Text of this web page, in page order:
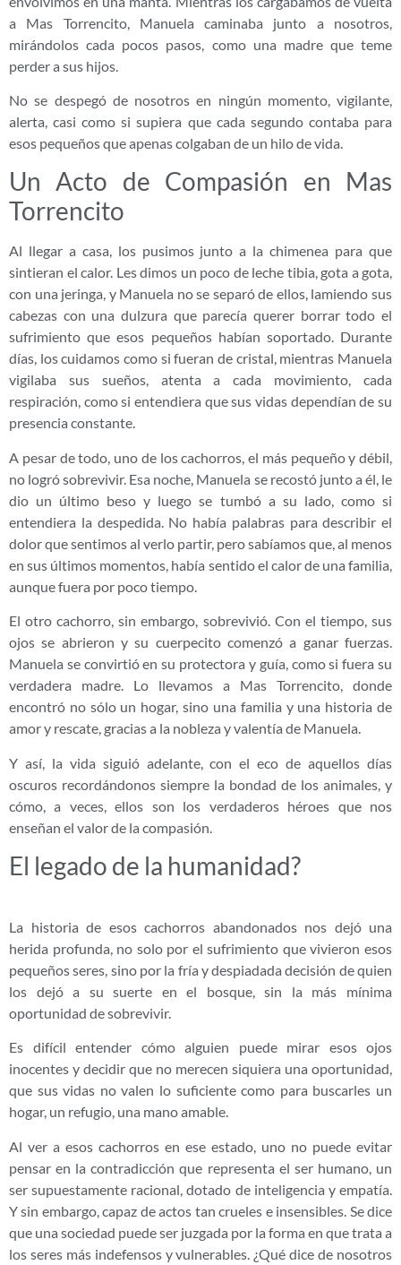
a Mas Torrencito, Manuela caminaba junto a nosotros,
mirándolos cada pocos pasos, como una madre que teme
perder a sus hijos.
No se despegó de nosotros en ningún momento, vigilante,
alerta, casi como si supiera que cada segundo contaba para
esos pequeños que apenas colgaban de un hilo de vida.
Un Acto de Compasión en Mas
Torrencito
Al llegar a casa, los pusimos junto a la chimenea para que
sintieran el calor. Les dimos un poco de leche tibia, gota a gota,
con una jeringa, y Manuela no se separó de ellos, lamiendo sus
cabezas con una dulzura que parecía querer borrar todo el
sufrimiento que esos pequeños habían soportado. Durante
días, los cuidamos como si fueran de cristal, mientras Manuela
vigilaba sus sueños, atenta a cada movimiento, cada
respiración, como si entendiera que sus vidas dependían de su
presencia constante.
A pesar de todo, uno de los cachorros, el más pequeño y débil,
no logró sobrevivir. Esa noche, Manuela se recostó junto a él, le
dio un último beso y luego se tumbó a su lado, como si
entendiera la despedida. No había palabras para describir el
dolor que sentimos al verlo partir, pero sabíamos que, al menos
en sus últimos momentos, había sentido el calor de una familia,
aunque fuera por poco tiempo.
El otro cachorro, sin embargo, sobrevivió. Con el tiempo, sus
ojos se abrieron y su cuerpecito comenzó a ganar fuerzas.
Manuela se convirtió en su protectora y guía, como si fuera su
verdadera madre. Lo llevamos a Mas Torrencito, donde
encontró no sólo un hogar, sino una familia y una historia de
amor y rescate, gracias a la nobleza y valentía de Manuela.
Y así, la vida siguió adelante, con el eco de aquellos días
oscuros recordándonos siempre la bondad de los animales, y
cómo, a veces, ellos son los verdaderos héroes que nos
enseñan el valor de la compasión.
El legado de la humanidad?
La historia de esos cachorros abandonados nos dejó una
herida profunda, no solo por el sufrimiento que vivieron esos
pequeños seres, sino por la fría y despiadada decisión de quien
los dejó a su suerte en el bosque, sin la más mínima
oportunidad de sobrevivir.
Es difícil entender cómo alguien puede mirar esos ojos
inocentes y decidir que no merecen siquiera una oportunidad,
que sus vidas no valen lo suficiente como para buscarles un
hogar, un refugio, una mano amable.
Al ver a esos cachorros en ese estado, uno no puede evitar
pensar en la contradicción que representa el ser humano, un
ser supuestamente racional, dotado de inteligencia y empatía.
Y sin embargo, capaz de actos tan crueles e insensibles. Se dice
que una sociedad puede ser juzgada por la forma en que trata a
los seres más indefensos y vulnerables. ¿Qué dice de nosotros